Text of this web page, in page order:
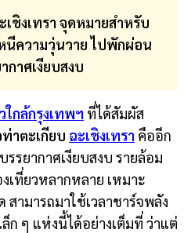
งเทรา จุดหมายสำหรับ
นีความวุ่นวาย ไปพักผ่อน
กาศเงียบสงบ
ใกล้กรุงเทพฯ ที่ได้สัมผัส
าตะเกียบ ฉะเชิงเทรา คืออีก
รยากาศเงียบสงบ รายล้อม
เที่ยวหลากหลาย เหมาะ
ามารถมาใช้เวลาชาร์จพลัง
ก ๆ แห่งนี้ได้อย่างเต็มที่ ว่าแต่